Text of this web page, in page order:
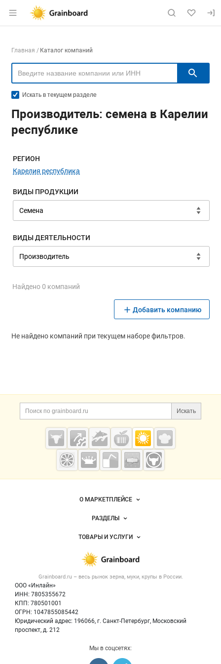
Раздел навигации по сайту
Навигация по компаниям
Главная Каталог компаний
Искать в текущем разделе
Производитель: семена в Карелии
республике
Меню навигации
РЕГИОН
Карелия республика
ВИДЫ ПРОДУКЦИИ
ВИДЫ ДЕЯТЕЛЬНОСТИ
Найдено 0 компаний
Добавить компанию
Не найдено компаний при текущем наборе фильтров.
Дополнительная информация
Поиск по сайту и
Искать
Cсылки на полезные проекты
Grainboard.ru
— зерно и
мука
Важные разделы и контакты
Grainboard.ru – весь рынок зерна, муки, крупы в России.
ООО «Инлайн»
ИНН: 7805355672
КПП: 780501001
ОГРН: 1047855085442
Юридический адрес: 196066, г. Санкт-Петербург, Московский
проспект, д. 212
Навигация по сайтуО МАРКЕТПЛЕЙСЕ
Новости Grainboard.ru
Размещение рекламы
Публичная оферта
Контактная информация
Политика обработки персональных данных
РАЗДЕЛЫ
Объявления
Новости рынка
ТОВАРЫ И УСЛУГИ
Крупы
Мука
Мы в соцсетях: